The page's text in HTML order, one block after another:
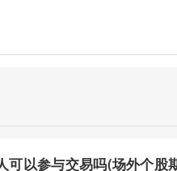
可以参与交易吗(场外个股